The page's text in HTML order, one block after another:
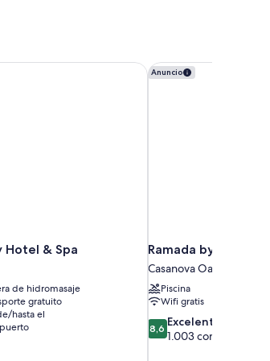
& Spa
de hidromasaje
gratuito
hasta el
& Spa Anuncio
Ramada by
Casanova Oak Knoll
Piscina
Wifi gratis
8.6
sobre
8,6 Excelente
1.003 comentarios
Ramada by